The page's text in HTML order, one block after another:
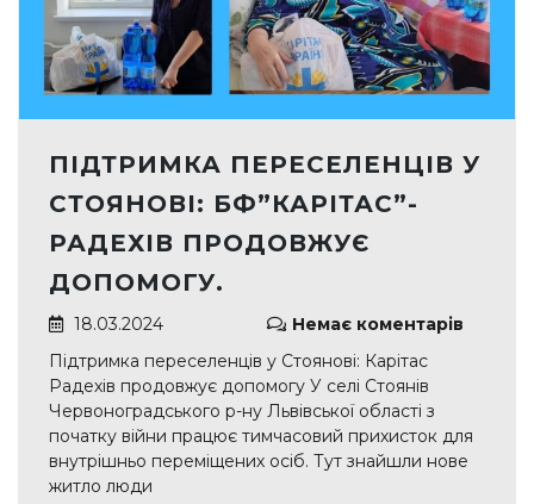
ПІДТРИМКА ПЕРЕСЕЛЕНЦІВ У
СТОЯНОВІ: БФ”КАРІТАС”-
РАДЕХІВ ПРОДОВЖУЄ
ДОПОМОГУ.
18.03.2024
Немає коментарів
Підтримка переселенців у Стоянові: Карітас
Радехів продовжує допомогу У селі Стоянів
Червоноградського р-ну Львівської області з
початку війни працює тимчасовий прихисток для
внутрішньо переміщених осіб. Тут знайшли нове
житло люди